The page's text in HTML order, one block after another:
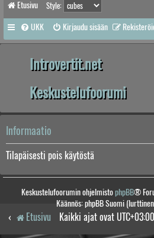
Etusivu Style:
UKK Kirjaudu sisään
Introvertit.net
Keskustelufoorumi
Informaatio
Tilapäisesti pois käytöstä
Keskustelufoorumin ohjelmistophpBB®
Käännös: phpBB Suomi
Etusivu Kaikki ajat ovat UTC+03:00